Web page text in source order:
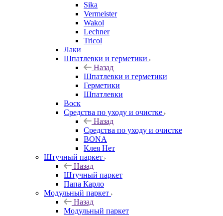
Sika
Vermeister
Wakol
Lechner
Tricol
Лаки
Шпатлевки и герметики
Назад
Шпатлевки и герметики
Герметики
Шпатлевки
Воск
Средства по уходу и очистке
Назад
Средства по уходу и очистке
BONA
Клея Нет
Штучный паркет
Назад
Штучный паркет
Папа Карло
Модульный паркет
Назад
Модульный паркет